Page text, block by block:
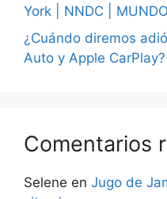
York | NNDC | MUNDO
¿Cuándo diremos
Auto y Apple
Comentarios
Selene en Jugo de